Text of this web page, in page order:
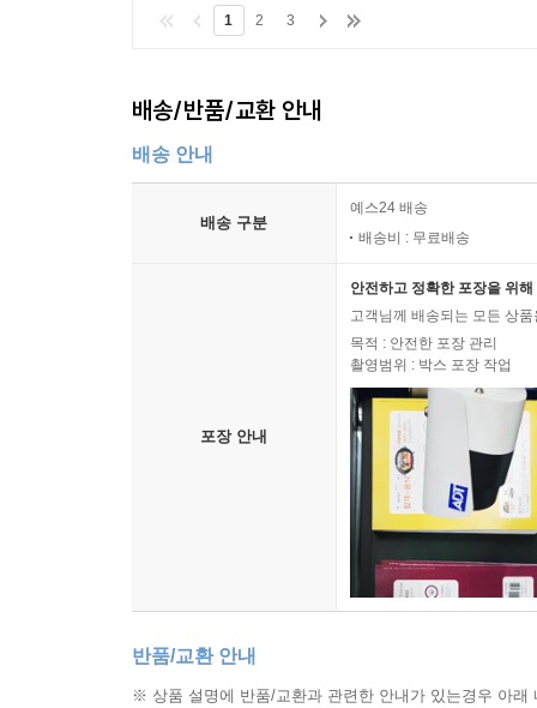
1 2 3
배송/반품/교환 안내
배송 안내
배송 구분
예스24 배송
배송비 : 무료배송
포장 안내
안전하고 정확한 포장을 위
고객님께 배송되는 모든 상
목적 : 안전한 포장 관리
촬영범위 : 박스 포장 작업
반품/교환 안내
※ 상품 설명에 반품/교환과 관련한 안내가 있는경우 아